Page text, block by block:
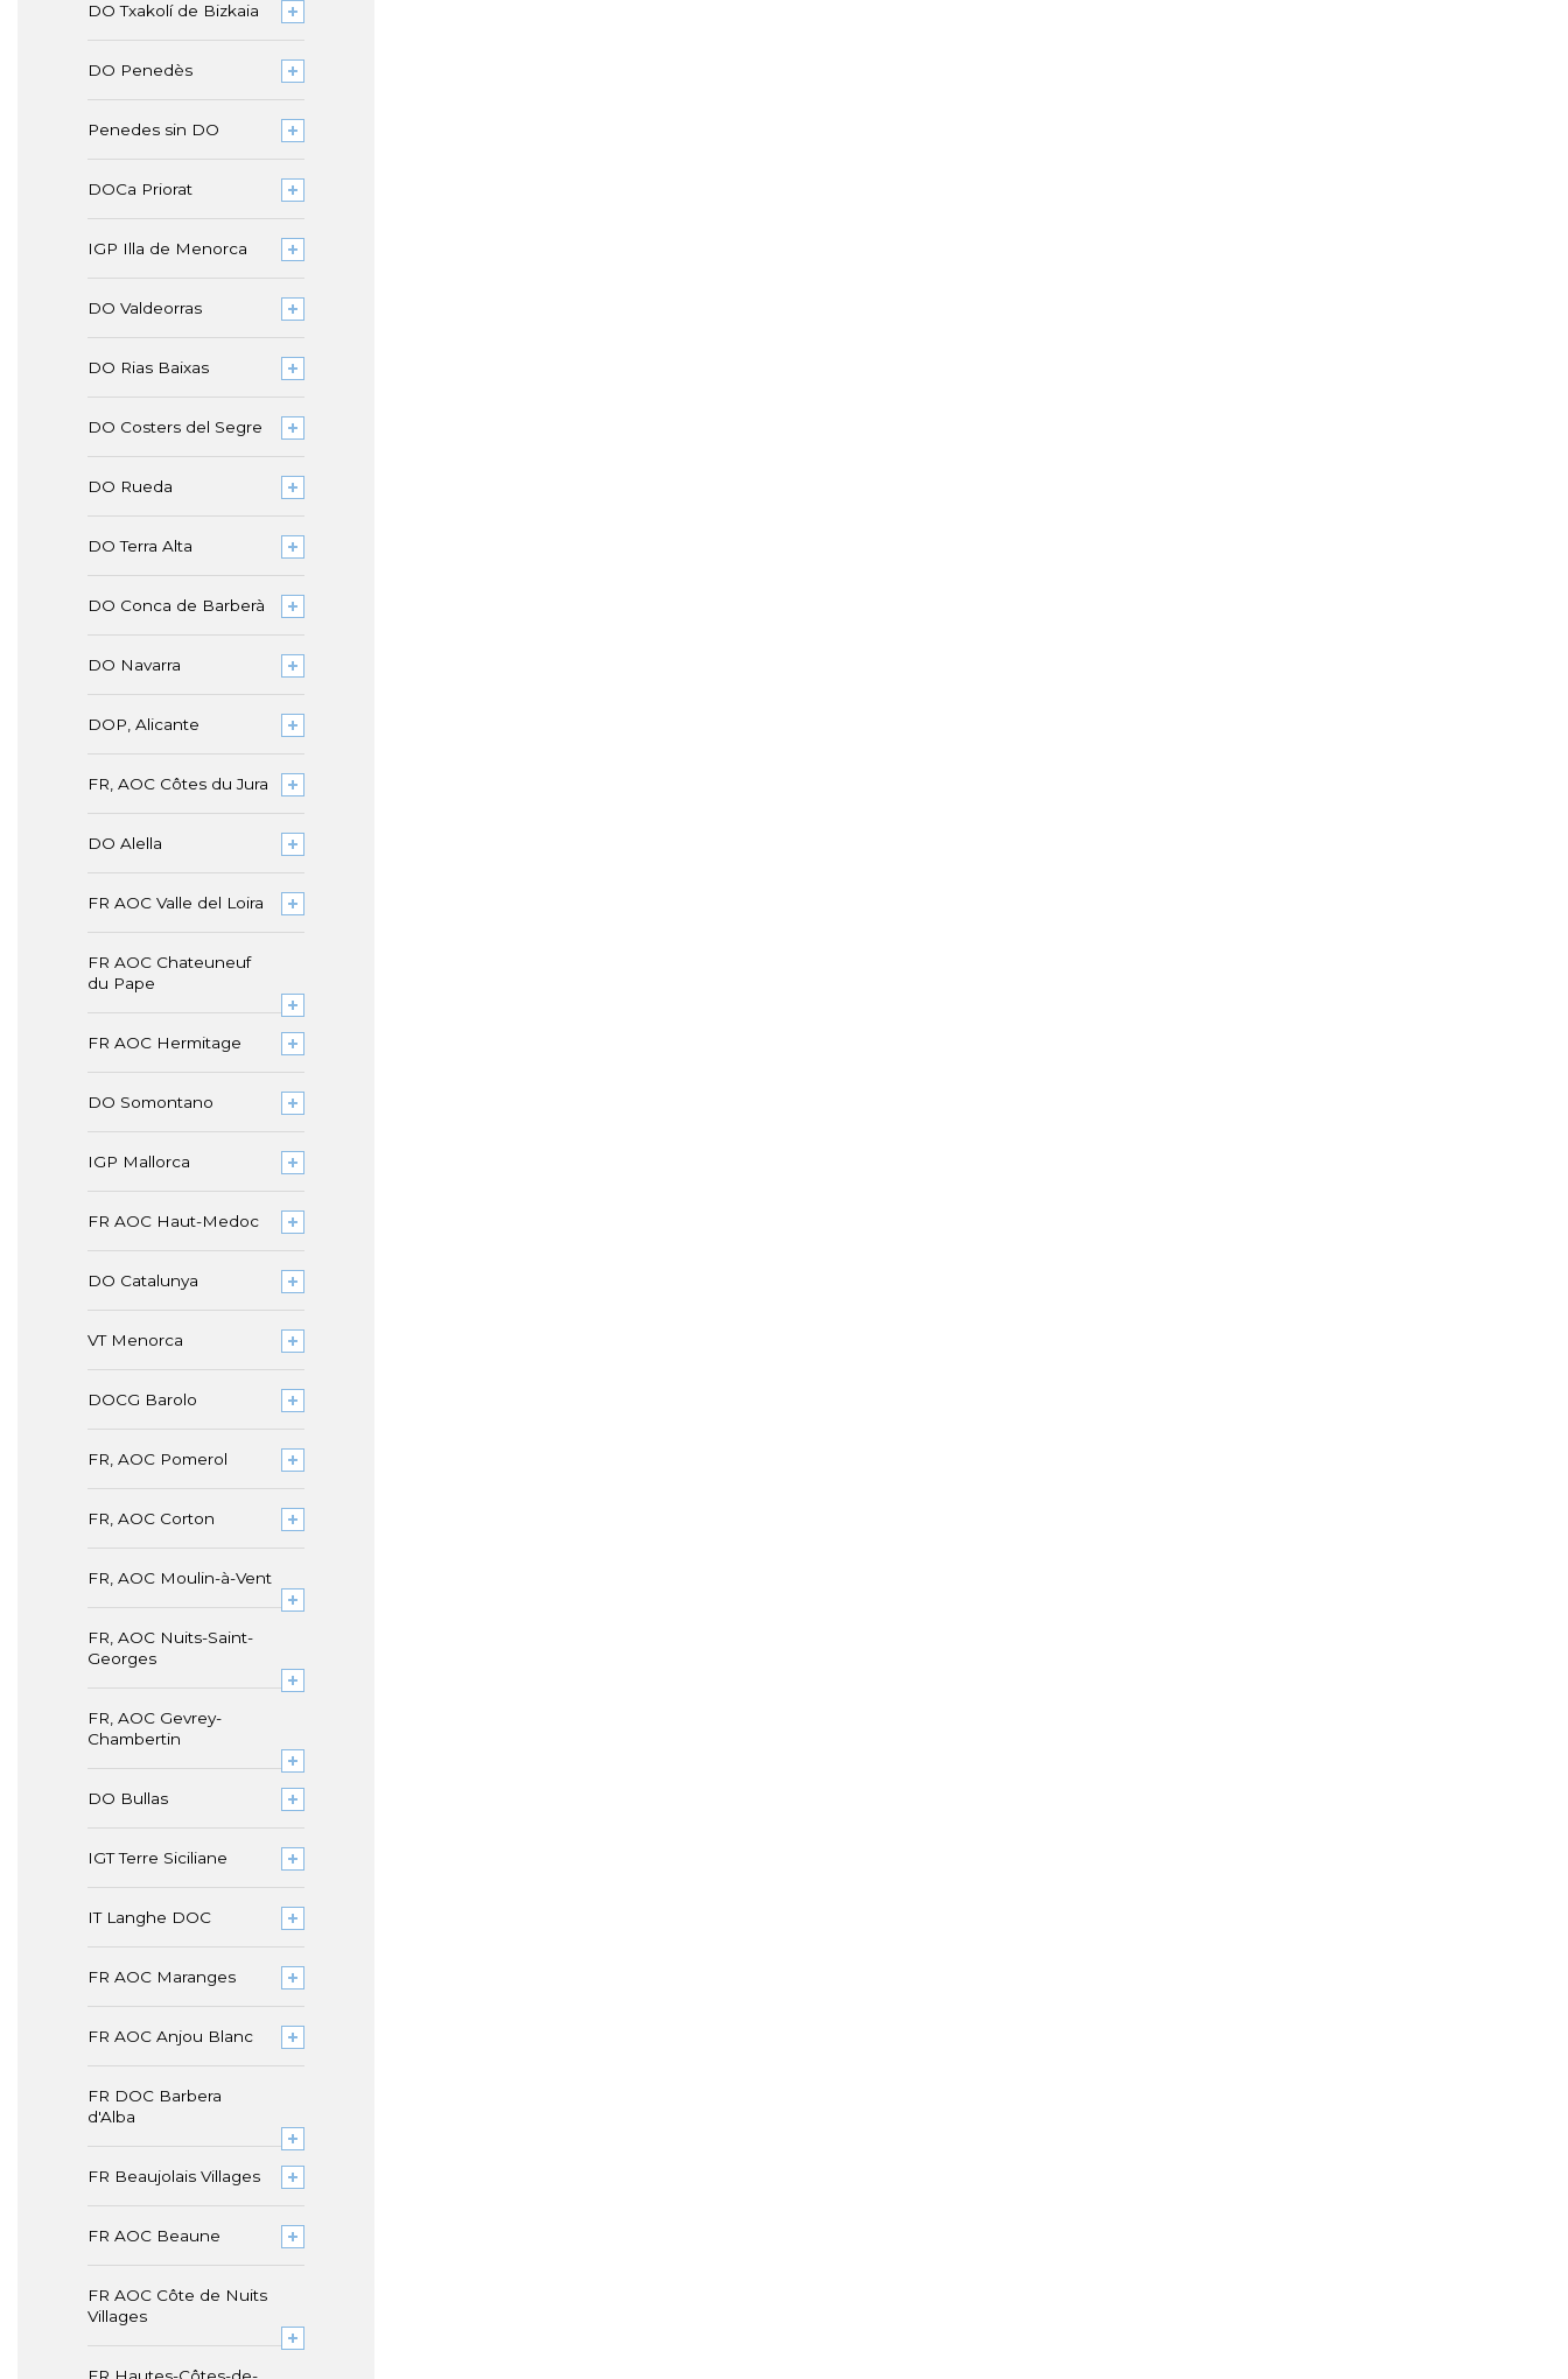
DO Txakolí de Bizkaia
DO Penedès
Penedes sin DO
DOCa Priorat
IGP Illa de Menorca
DO Valdeorras
DO Rias Baixas
DO Costers del Segre
DO Rueda
DO Terra Alta
DO Conca de Barberà
DO Navarra
DOP, Alicante
FR, AOC Côtes du Jura
DO Alella
FR AOC Valle del Loira
FR AOC Chateuneuf
du Pape
FR AOC Hermitage
DO Somontano
IGP Mallorca
FR AOC Haut-Medoc
DO Catalunya
VT Menorca
DOCG Barolo
FR, AOC Pomerol
FR, AOC Corton
FR, AOC Moulin-à-Vent
FR, AOC Nuits-Saint-
Georges
FR, AOC Gevrey-
Chambertin
DO Bullas
IGT Terre Siciliane
IT Langhe DOC
FR AOC Maranges
FR AOC Anjou Blanc
FR DOC Barbera
d'Alba
FR Beaujolais Villages
FR AOC Beaune
FR AOC Côte de Nuits
Villages